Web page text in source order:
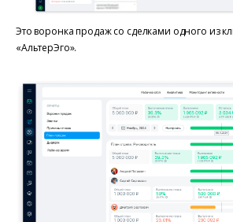
Это воронка продаж со сделками одного из
«АльтерЭго».